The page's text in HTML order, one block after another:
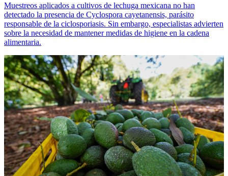
Muestreos aplicados a cultivos de lechuga mexicana no han
detectado la presencia de Cyclospora cayetanensis, parásito
responsable de la ciclosporiasis. Sin embargo, especialistas advierten
sobre la necesidad de mantener medidas de higiene en la cadena
alimentaria.